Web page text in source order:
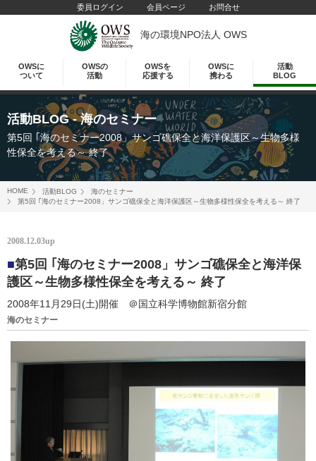
委員ログイン 会員ページ お問合せ
海の環境NPO法人 OWS
OWSに
ついて
OWSの
活動
OWSを
応援する
OWSに
携わる
活動
BLOG
活動BLOG- 海のセミナー
第5回 ｢海のセミナー2008」サンゴ礁保全と海洋保護区～生物多様
性保全を考える～ 終了
HOME 活動BLOG
海のセミナー
第5回 ｢海のセミナー2008」サンゴ礁保全と海洋保護区～生物多様性保全を考える～ 終了
2008.12.03up
■第5回 ｢海のセミナー2008」サンゴ礁保全と海洋保
護区～生物多様性保全を考える～ 終了
2008年11月29日(土)開催 ＠国立科学博物館新宿分館
海のセミナー